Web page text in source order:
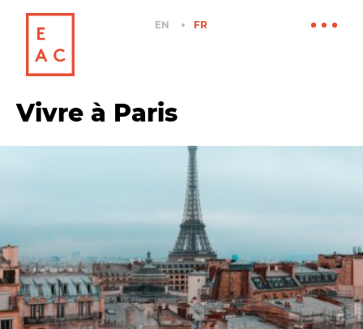
EN FR
Vivre à Paris